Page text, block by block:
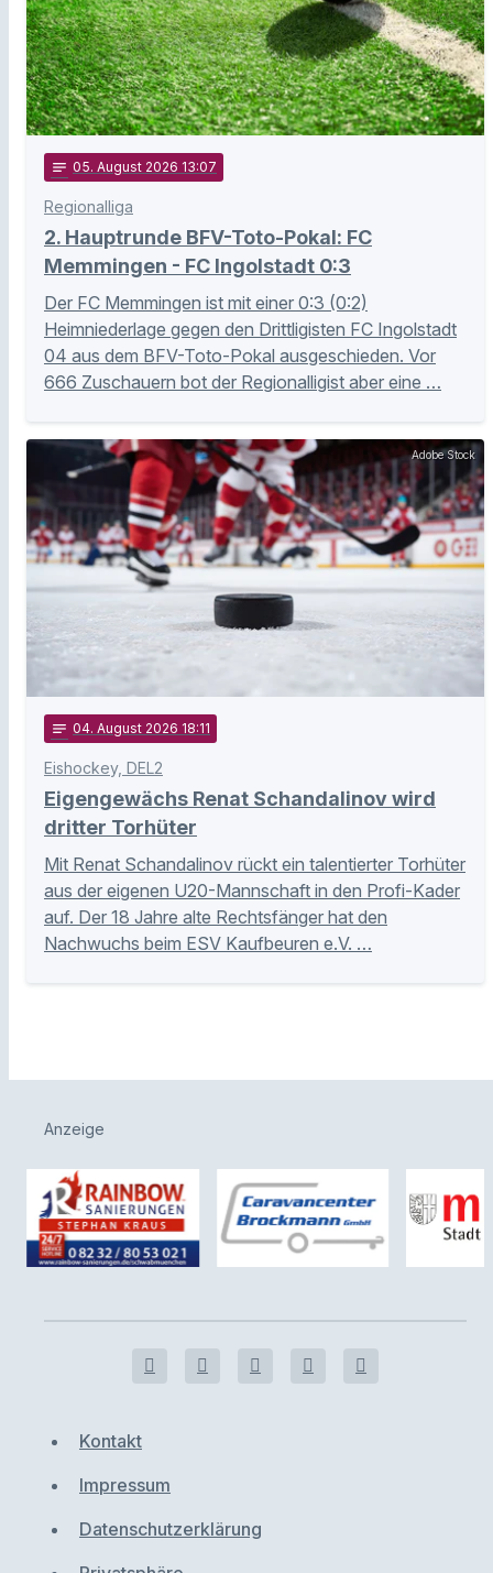
notes 05. August 2026 13:07
Regionalliga
2. Hauptrunde BFV-Toto-Pokal: FC
Memmingen - FC Ingolstadt 0:3
Der FC Memmingen ist mit einer 0:3 (0:2)
Heimniederlage gegen den Drittligisten FC Ingolstadt
04 aus dem BFV-Toto-Pokal ausgeschieden. Vor
666 Zuschauern bot der Regionalligist aber eine …
Adobe Stock
notes 04. August 2026 18:11
Eishockey, DEL2
Eigengewächs Renat Schandalinov wird
dritter Torhüter
Mit Renat Schandalinov rückt ein talentierter Torhüter
aus der eigenen U20-Mannschaft in den Profi-Kader
auf. Der 18 Jahre alte Rechtsfänger hat den
Nachwuchs beim ESV Kaufbeuren e.V. …
Anzeige
Kontakt
Impressum
Datenschutzerklärung